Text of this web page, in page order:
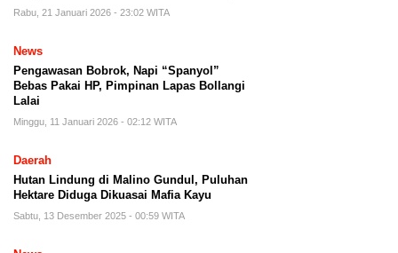
Rabu, 21 Januari 2026 - 23:02 WITA
News
Pengawasan Bobrok, Napi “Spanyol”
Bebas Pakai HP, Pimpinan Lapas Bollangi
Lalai
Minggu, 11 Januari 2026 - 02:12 WITA
Daerah
Hutan Lindung di Malino Gundul, Puluhan
Hektare Diduga Dikuasai Mafia Kayu
Sabtu, 13 Desember 2025 - 00:59 WITA